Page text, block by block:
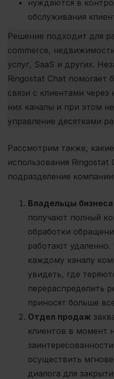
нуждаются в
обслуживания
Решение подходит для
commerce,
услуг, SaaS и других.
Ringostat Chat помогает
связи с клиентами
них каналы и при этом
управление десятками
Рассмотрим также,
использования Ringostat
подразделение
Владельцы
получают полный
обработки
работают удаленно.
каждому каналу
увидеть, где
перераспределить
приносят больше
Отдел продаж
клиентов в момент
осуществить
диалога для